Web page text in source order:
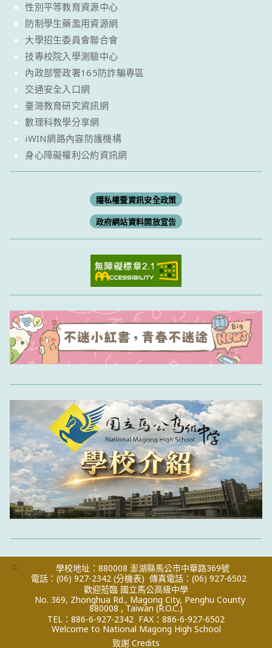
性別平等教育資源中心
防制學生藥濫用資源網
大學招生委員會聯合會
技專校院入學測驗中心
內政部警政署165防詐騙專區
交通安全入口網
臺灣教育研究資訊網
數理科教學分享網
iWIN網路內容防護機構
身心障礙權利公約資訊網
隱私權暨資訊安全政策
政府網站資料開放宣告
:::
學校地址：880008 澎湖縣馬公市中華路369號
電話：(06) 927-2342 (分機表) 傳真電話：(06) 927-6502
歡迎蒞臨 國立馬公高級中學
No. 369, Zhonghua Rd., Magong City, Penghu County
880008 , Taiwan (R.O.C.)
TEL：886-6-927-2342 FAX：886-6-927-6502
Welcome to National Magong High School
致謝 Credits